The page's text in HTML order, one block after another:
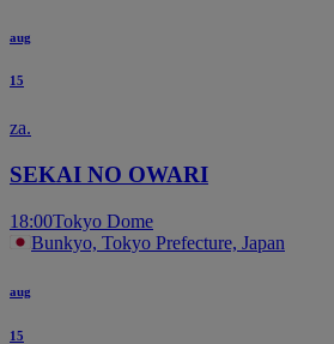
aug
15
za.
SEKAI NO OWARI
18:00Tokyo Dome
Bunkyo, Tokyo Prefecture, Japan
aug
15